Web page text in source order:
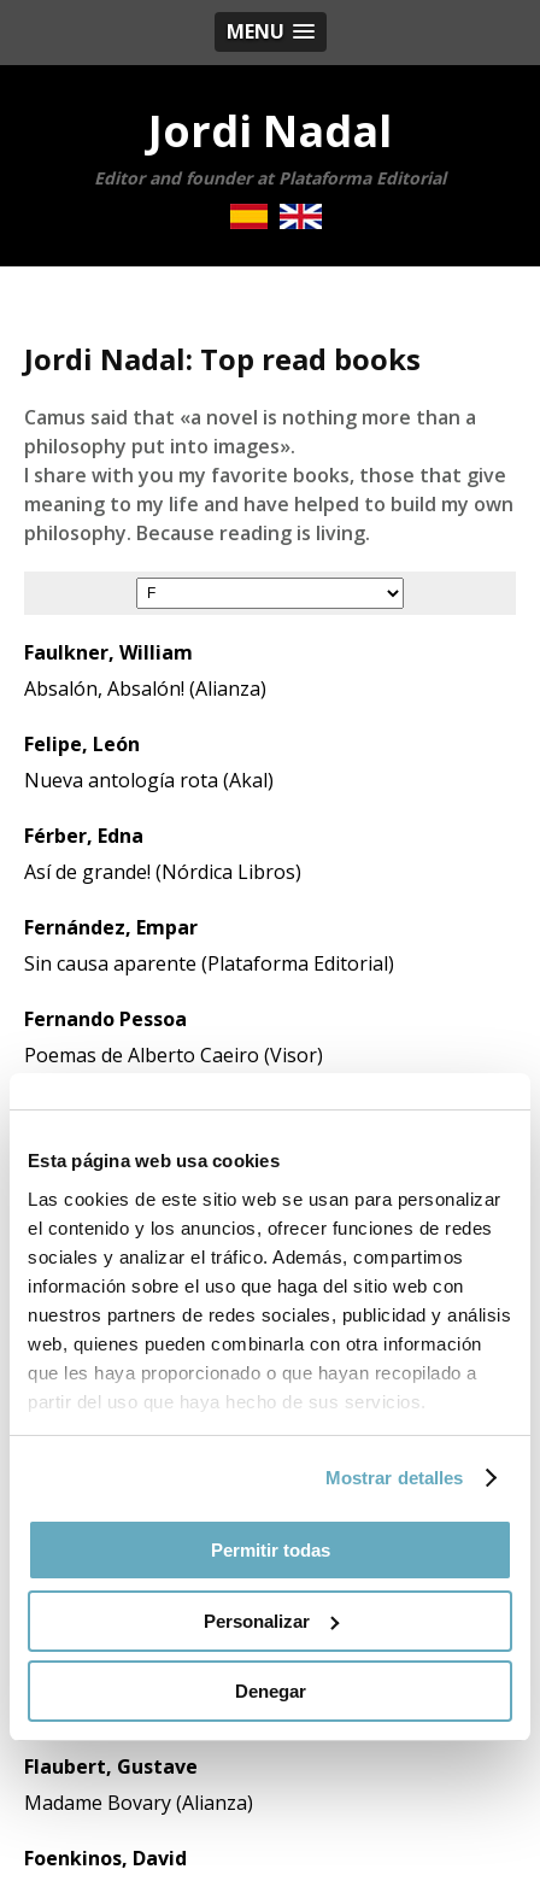
MENU
Esta página web usa cookies
Las cookies de este sitio web se usan para personalizar
el contenido y los anuncios, ofrecer funciones de redes
sociales y analizar el tráfico. Además, compartimos
información sobre el uso que haga del sitio web con
nuestros partners de redes sociales, publicidad y análisis
web, quienes pueden combinarla con otra información
que les haya proporcionado o que hayan recopilado a
partir del uso que haya hecho de sus servicios.
Mostrar detalles
Permitir todas
Personalizar
Denegar
Jordi Nadal
Editor and founder at Plataforma Editorial
Jordi Nadal: Top read books
Camus said that «a novel is nothing more than a
philosophy put into images».
I share with you my favorite books, those that give
meaning to my life and have helped to build my own
philosophy. Because reading is living.
Faulkner, William
Absalón, Absalón! (Alianza)
Felipe, León
Nueva antología rota (Akal)
Férber, Edna
Así de grande! (Nórdica Libros)
Fernández, Empar
Sin causa aparente (Plataforma Editorial)
Fernando Pessoa
Poemas de Alberto Caeiro (Visor)
Ferrante, Elena
La amiga estupenda (Lumen)
Las deudas del cuerpo (Lumen)
Un mal nombre (Lumen)
Ferrarotti, Franco
Leer, leerse. La agonía del libro en el cambio de
milenio (Península)
Ferreira, Vergílio
En nombre de la Tierra (Acantilado)
Figueras, Albert
Optimizar la vida (Alienta)
Pequeñas grandes cosas: Tus placebos
personales (Plataforma Editorial)
Flaubert, Gustave
Madame Bovary (Alianza)
Foenkinos, David